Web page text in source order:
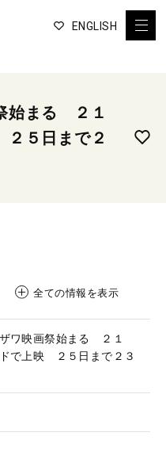
ENGLISH
始まる ２１
５日まで２
全ての情報を表示
ワ映画祭始まる ２１
で上映 ２５日まで２３